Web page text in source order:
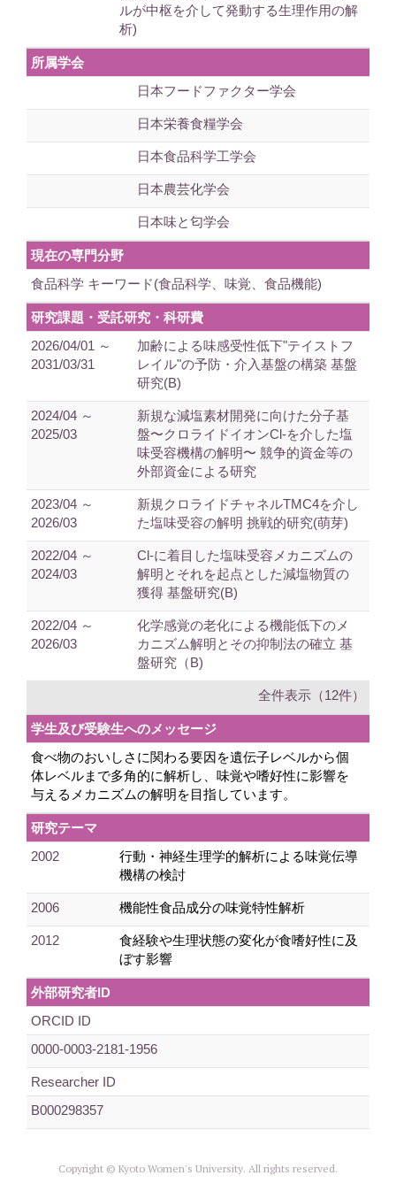
ルが中枢を介して発動する生理作用の解
析)
所属学会
日本フードファクター学会
日本栄養食糧学会
日本食品科学工学会
日本農芸化学会
日本味と匂学会
現在の専門分野
食品科学 キーワード(食品科学、味覚、食品機能)
研究課題・受託研究・科研費
2026/04/01 ～
2031/03/31
加齢による味感受性低下"テイストフ
レイル"の予防・介入基盤の構築 基盤
研究(B)
2024/04 ～
2025/03
新規な減塩素材開発に向けた分子基
盤〜クロライドイオンCl-を介した塩
味受容機構の解明〜 競争的資金等の
外部資金による研究
2023/04 ～
2026/03
新規クロライドチャネルTMC4を介し
た塩味受容の解明 挑戦的研究(萌芽)
2022/04 ～
2024/03
Cl-に着目した塩味受容メカニズムの
解明とそれを起点とした減塩物質の
獲得 基盤研究(B)
2022/04 ～
2026/03
化学感覚の老化による機能低下のメ
カニズム解明とその抑制法の確立 基
盤研究（B)
全件表示（12件）
学生及び受験生へのメッセージ
食べ物のおいしさに関わる要因を遺伝子レベルから個
体レベルまで多角的に解析し、味覚や嗜好性に影響を
与えるメカニズムの解明を目指しています。
研究テーマ
2002
行動・神経生理学的解析による味覚伝導
機構の検討
2006 機能性食品成分の味覚特性解析
2012
食経験や生理状態の変化が食嗜好性に及
ぼす影響
外部研究者ID
ORCID ID
0000-0003-2181-1956
Researcher ID
B000298357
Copyright © Kyoto Women's University. All rights reserved.